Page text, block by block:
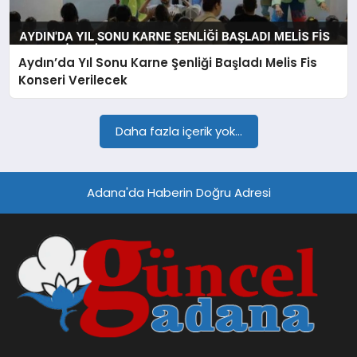
SPOR
TEKNOLOJI
Aydın’da Yıl Sonu Karne Şenliği Başladı Melis Fis
Konseri Verilecek
Daha fazla içerik yok...
Adana'da Haberin Doğru Adresi